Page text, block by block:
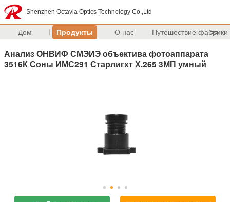
Shenzhen Octavia Optics Technology Co.,Ltd
Дом Продукты О нас Путешествие фабрики
>>
Анализ ОНВИФ СМЭИЭ объектива фотоаппарата
3516К Соны ИМС291 Старлигхт Х.265 3МП умный